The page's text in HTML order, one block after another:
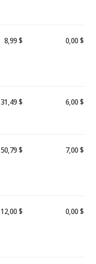
8,99 $ 0,00 $
31,49 $ 6,00 $
50,79 $ 7,00 $
12,00 $ 0,00 $